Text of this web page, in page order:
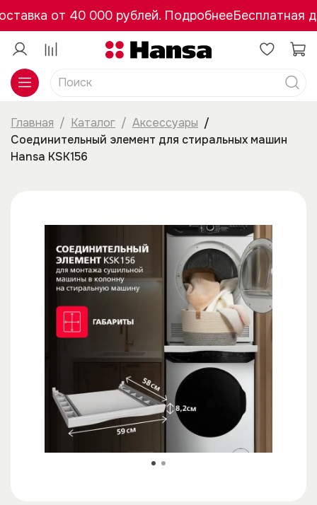
от 40 000 рублей. ПодробнееБесплатная
Главная Каталог
Аксессуары
Соединительный элемент для стиральных машин
Hansa KSK156